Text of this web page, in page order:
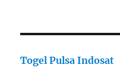
Togel Pulsa Indosat